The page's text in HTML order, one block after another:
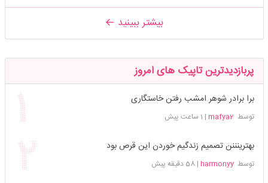
بیشتر ببینید
پربازدیدترین تاپیک های امروز
برا برادر شوهر امشب رفتن خاستگاری
توسط mafya2
| 1 ساعت پیش
بهترینننن تصمیم زندگیم خوردن این قرص بود
توسطharmonyy
|58 دقیقه پیش